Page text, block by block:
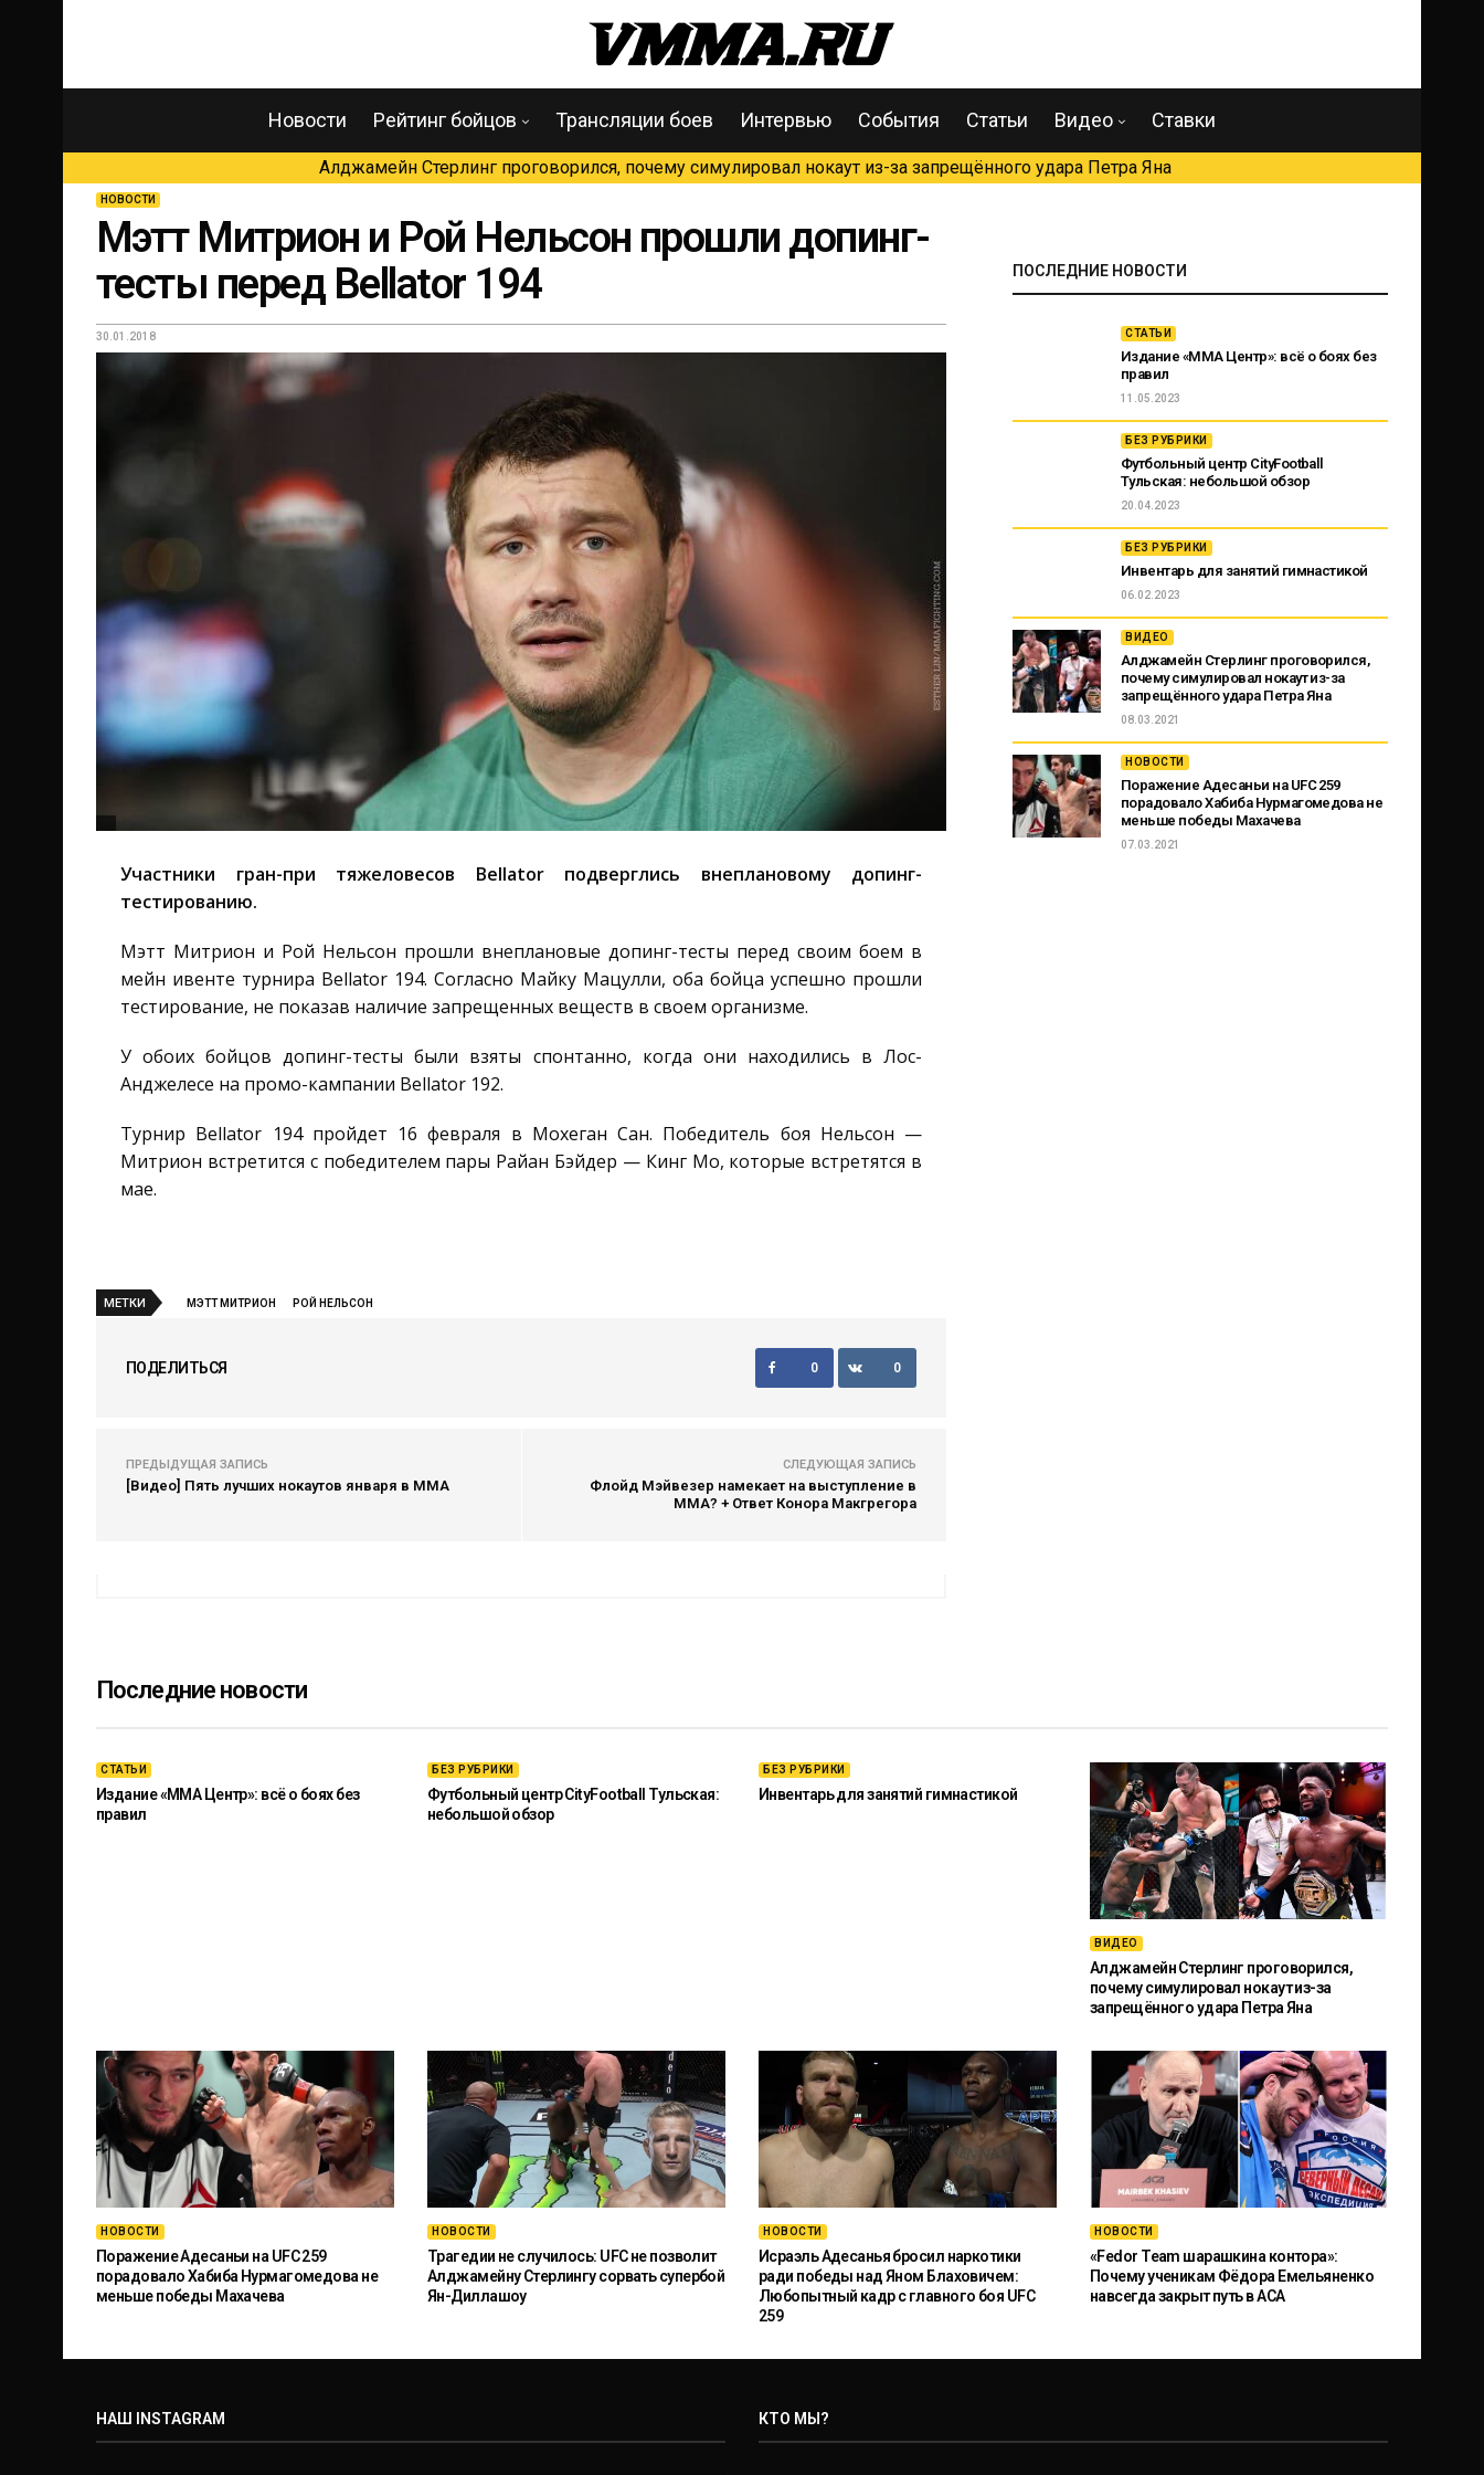
Новости Рейтинг бойцов Трансляции боев Интервью События Статьи Видео Ставки
Алджамейн Стерлинг проговорился, почему симулировал нокаут из-за запрещённого удара Петра Яна
НОВОСТИ
Мэтт Митрион и Рой Нельсон прошли допинг-
тесты перед Bellator 194
30.01.2018
Участники гран-при тяжеловесов Bellator подверглись внеплановому допинг-
тестированию.
Мэтт Митрион и Рой Нельсон прошли внеплановые допинг-тесты перед своим боем в
мейн ивенте турнира Bellator 194. Согласно Майку Мацулли, оба бойца успешно прошли
тестирование, не показав наличие запрещенных веществ в своем организме.
У обоих бойцов допинг-тесты были взяты спонтанно, когда они находились в Лос-
Анджелесе на промо-кампании Bellator 192.
Турнир Bellator 194 пройдет 16 февраля в Мохеган Сан. Победитель боя Нельсон —
Митрион встретится с победителем пары Райан Бэйдер — Кинг Мо, которые встретятся в
мае.
МЕТКИ МЭТТ МИТРИОН РОЙ НЕЛЬСОН
ПОДЕЛИТЬСЯ 0 0
ПРЕДЫДУЩАЯ ЗАПИСЬ
[Видео] Пять лучших нокаутов января в ММА
СЛЕДУЮЩАЯ ЗАПИСЬ
Флойд Мэйвезер намекает на выступление в
ММА? + Ответ Конора Макгрегора
ПОСЛЕДНИЕ НОВОСТИ
СТАТЬИ
Издание «ММА Центр»: всё о боях без
правил
11.05.2023
БЕЗ РУБРИКИ
Футбольный центр CityFootball
Тульская: небольшой обзор
20.04.2023
БЕЗ РУБРИКИ
Инвентарь для занятий гимнастикой
06.02.2023
ВИДЕО
Алджамейн Стерлинг проговорился,
почему симулировал нокаут из-за
запрещённого удара Петра Яна
08.03.2021
НОВОСТИ
Поражение Адесаньи на UFC 259
порадовало Хабиба Нурмагомедова не
меньше победы Махачева
07.03.2021
Последние новости
СТАТЬИ
Издание «ММА Центр»: всё о боях без
правил
БЕЗ РУБРИКИ
Футбольный центр CityFootball Тульская:
небольшой обзор
БЕЗ РУБРИКИ
Инвентарь для занятий гимнастикой
ВИДЕО
Алджамейн Стерлинг проговорился,
почему симулировал нокаут из-за
запрещённого удара Петра Яна
НОВОСТИ
Поражение Адесаньи на UFC 259
порадовало Хабиба Нурмагомедова не
меньше победы Махачева
НОВОСТИ
Трагедии не случилось: UFC не позволит
Алджамейну Стерлингу сорвать супербой
Ян-Диллашоу
НОВОСТИ
Исраэль Адесанья бросил наркотики
ради победы над Яном Блаховичем:
Любопытный кадр с главного боя UFC
259
НОВОСТИ
«Fedor Team шарашкина контора»:
Почему ученикам Фёдора Емельяненко
навсегда закрыт путь в ACA
НАШ INSTAGRAM КТО МЫ?